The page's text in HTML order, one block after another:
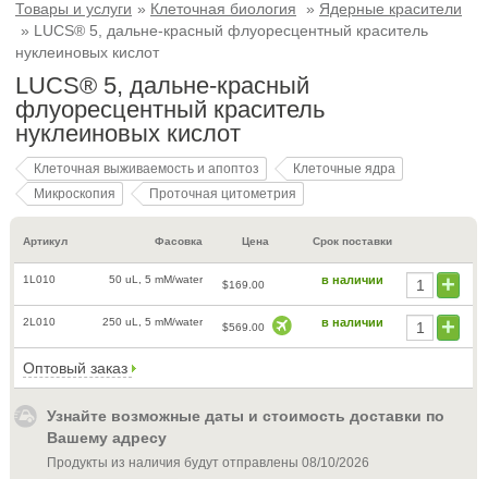
Товары и услуги Клеточная биология
Ядерные красители
LUCS® 5, дальне-красный флуоресцентный краситель
нуклеиновых кислот
LUCS® 5, дальне-красный
флуоресцентный краситель
нуклеиновых кислот
Клеточная выживаемость и апоптоз
Клеточные ядра
Микроскопия
Проточная цитометрия
Артикул Фасовка Цена Срок поставки
1L010 50 uL, 5 mM/water $169.00 в наличии
2L010 250 uL, 5 mM/water $569.00 в наличии
Оптовый заказ
Узнайте возможные даты и стоимость доставки по
Вашему адресу
Продукты из наличия будут отправлены 08/10/2026